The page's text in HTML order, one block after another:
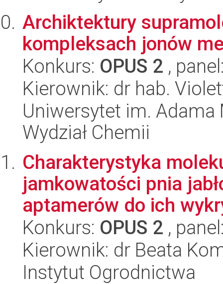
Archiktektury
kompleksach jonów
Konkurs: OPUS 2 ,
Kierownik: dr hab.
Uniwersytet im.
Wydział Chemii
Charakterystyka
jamkowatości pnia
aptamerów do ich
Konkurs: OPUS 2 ,
Kierownik: dr Beata
Instytut Ogrodnictwa